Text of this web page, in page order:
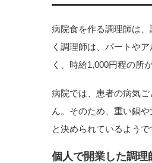
病院食を作る調理師は
く調理師は、パートや
く、時給1,000円程の所
病院では、患者の病気
ん。そのため、重い鍋
と決められているようで
個人で開業した調理